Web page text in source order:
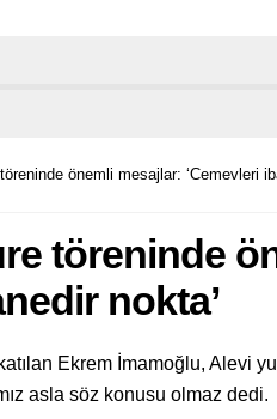
önemli mesajlar: ‘Cemevleri
töreninde
nokta’
Ekrem İmamoğlu, Alevi
asla söz konusu olmaz dedi.